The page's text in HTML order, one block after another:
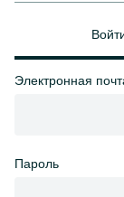
Электронная
Пароль